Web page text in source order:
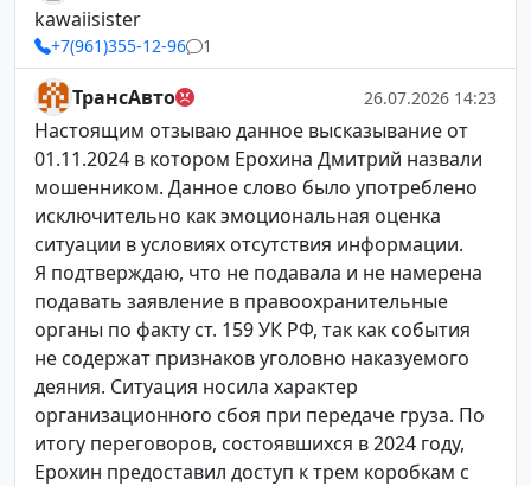
kawaiisister
+7(961)355-12-96 1
ТрансАвто 26.07.2026 14:23
Настоящим отзываю данное высказывание от
01.11.2024 в котором Ерохина Дмитрий назвали
мошенником. Данное слово было употреблено
исключительно как эмоциональная оценка
ситуации в условиях отсутствия информации.
Я подтверждаю, что не подавала и не намерена
подавать заявление в правоохранительные
органы по факту ст. 159 УК РФ, так как события
не содержат признаков уголовно наказуемого
деяния. Ситуация носила характер
организационного сбоя при передаче груза. По
итогу переговоров, состоявшихся в 2024 году,
Ерохин предоставил доступ к трем коробкам с